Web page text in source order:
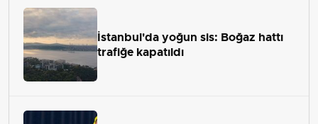
İstanbul'da yoğun sis: Boğaz hattı
trafiğe kapatıldı